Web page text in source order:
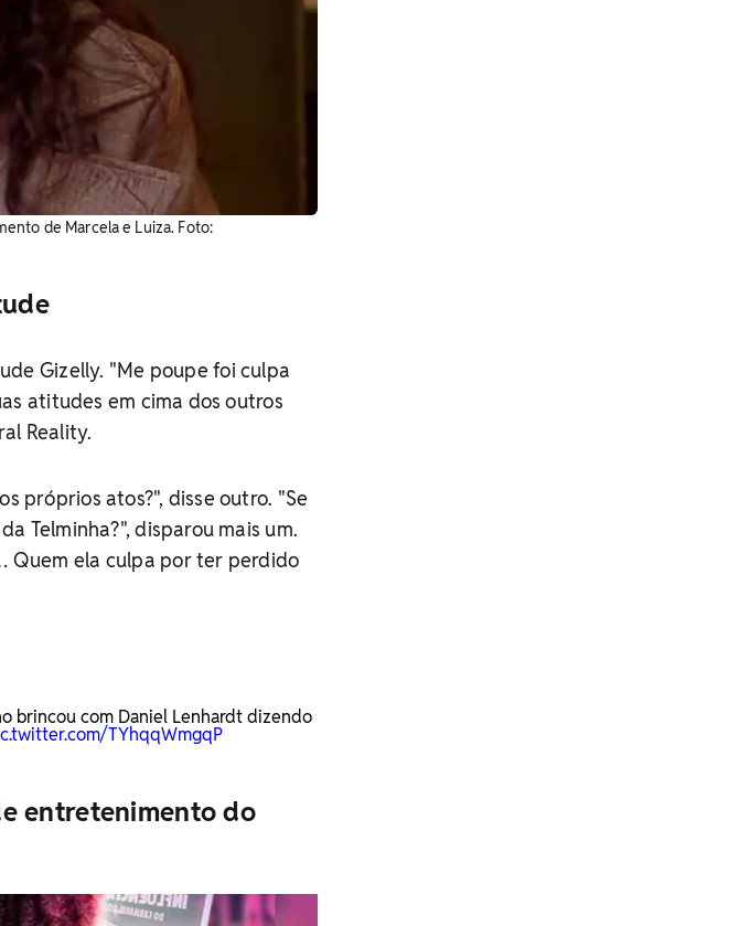
de Marcela e Luiza. Foto:
Gizelly. "Me poupe foi culpa
atitudes em cima dos outros
Reality.
próprios atos?", disse outro. "Se
Telminha?", disparou mais um.
Quem ela culpa por ter perdido
brincou com Daniel Lenhardt dizendo
TYhqqWmgqP
entretenimento do